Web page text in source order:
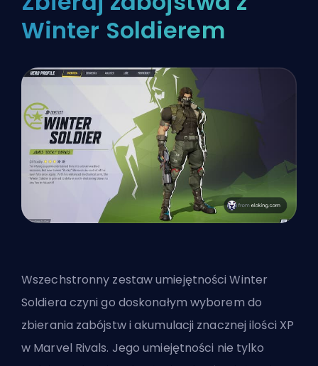
Winter Soldierem
Wszechstronny zestaw umiejętności Winter
Soldiera czyni go doskonałym wyborem do
zbierania zabójstw i akumulacji znacznej ilości XP
w Marvel Rivals. Jego umiejętności nie tylko